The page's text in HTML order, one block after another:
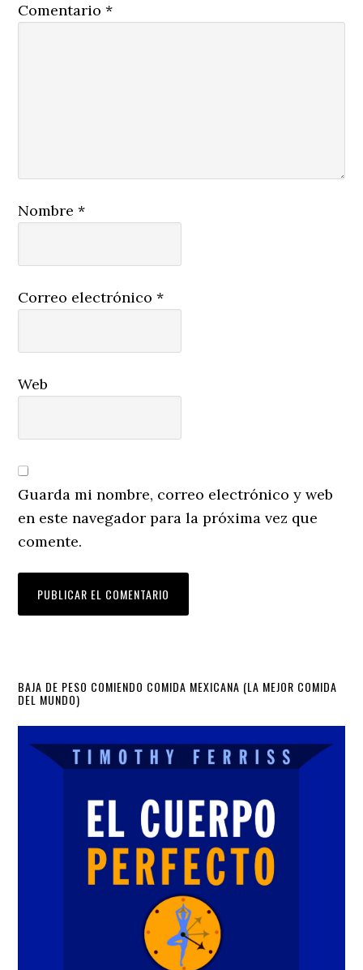
Comentario*
Nombre*
Correo electrónico*
Web
Guarda mi nombre, correo electrónico y web
en este navegador para la próxima vez que
comente.
Primary
Sidebar
BAJA DE PESO COMIENDO COMIDA MEXICANA (LA MEJOR COMIDA
DEL MUNDO)